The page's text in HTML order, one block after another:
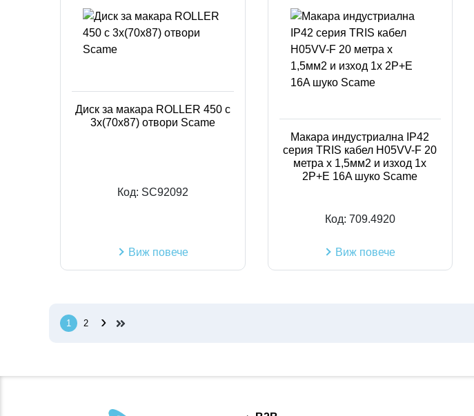
Диск за макара ROLLER 450 с
3х(70х87) отвори Scame
Код: SC92092
Виж повече
Макара индустриална IP42
серия TRIS кабел H05VV-F 20
метра х 1,5мм2 и изход 1х
2P+Е 16A шуко Scame
Код: 709.4920
Виж повече
1 2 ›